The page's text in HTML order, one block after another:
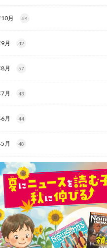
月 64
月 42
月 57
月 43
月 44
月 48